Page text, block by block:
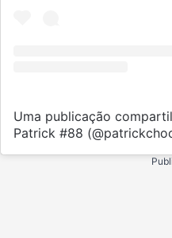
Uma publicação
Patrick #88